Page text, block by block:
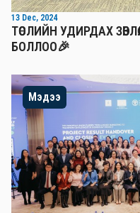
13 Dec, 2024
ТӨСЛИЙН УДИРДАХ
БОЛЛОО🎉
Мэдээ